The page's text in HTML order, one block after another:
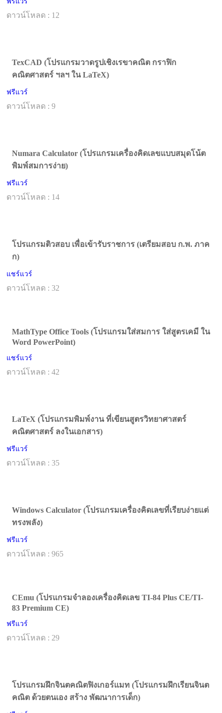
ดาวน์โหลด : 12
TexCAD (โปรแกรมวาดรูปเชิงเรขาคณิต กราฟิก
คณิตศาสตร์ ฯลฯ ใน LaTeX)
ฟรีแวร์
ดาวน์โหลด : 9
Numara Calculator (โปรแกรมเครื่องคิดเลขแบบสมุดโน้ต
พิมพ์สมการง่าย)
ฟรีแวร์
ดาวน์โหลด : 14
โปรแกรมติวสอบ เพื่อเข้ารับราชการ (เตรียมสอบ ก.พ. ภาค
ก)
แชร์แวร์
ดาวน์โหลด : 32
MathType Office Tools (โปรแกรมใส่สมการ ใส่สูตรเคมี ใน
Word PowerPoint)
แชร์แวร์
ดาวน์โหลด : 42
LaTeX (โปรแกรมพิมพ์งาน ที่เขียนสูตรวิทยาศาสตร์
คณิตศาสตร์ ลงในเอกสาร)
ฟรีแวร์
ดาวน์โหลด : 35
Windows Calculator (โปรแกรมเครื่องคิดเลขที่เรียบง่ายแต่
ทรงพลัง)
ฟรีแวร์
ดาวน์โหลด : 965
CEmu (โปรแกรมจำลองเครื่องคิดเลข TI-84 Plus CE/TI-
83 Premium CE)
ฟรีแวร์
ดาวน์โหลด : 29
โปรแกรมฝึกจินตคณิตฟิงเกอร์แมท (โปรแกรมฝึกเรียนจินต
คณิต ด้วยตนเอง สร้าง พัฒนาการเด็ก)